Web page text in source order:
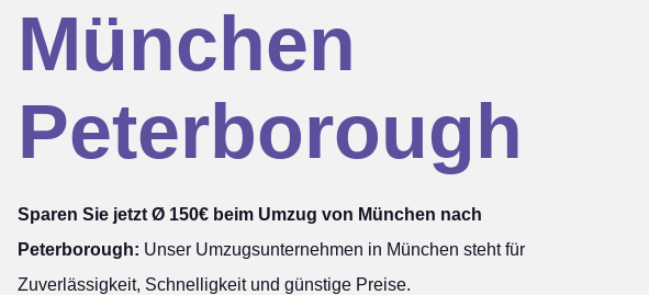
München
Peterborough
Sparen Sie jetzt Ø 150€ beim Umzug von München nach
Peterborough: Unser Umzugsunternehmen in München steht für
Zuverlässigkeit, Schnelligkeit und günstige Preise.